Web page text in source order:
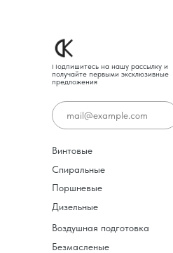
Подпишитесь на нашу рассылку и
получайте первыми эксклюзивные
предложения
Винтовые
Спиральные
Поршневые
Дизельные
Воздушная подготовка
Безмасленые